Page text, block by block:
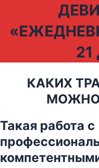
21
КАКИХ
Такая работа с